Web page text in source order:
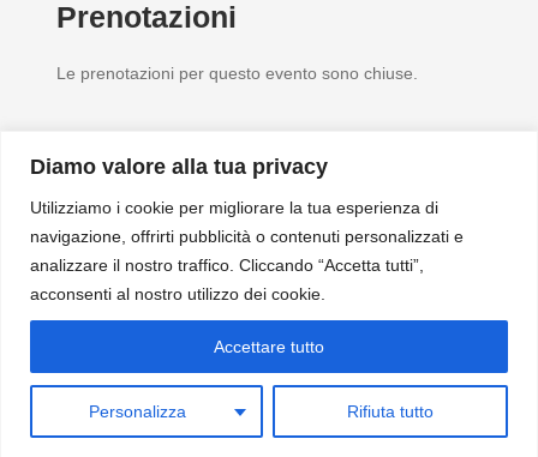
Diamo valore alla tua privacy
Utilizziamo i cookie per migliorare la tua esperienza di
navigazione, offrirti pubblicità o contenuti personalizzati e
analizzare il nostro traffico. Cliccando “Accetta tutti”,
acconsenti al nostro utilizzo dei cookie.
Personalizza Rifiuta tutto
Accettare tutto
Prenotazioni
Le prenotazioni per questo evento sono chiuse.